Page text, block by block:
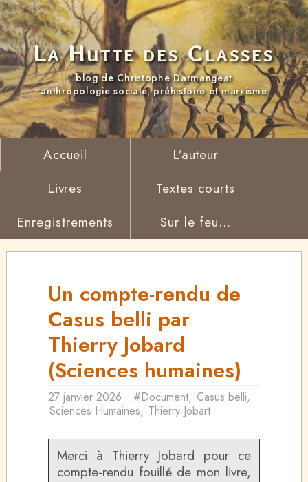
La Hutte des Classes
blog de Christophe Darmangeat
anthropologie sociale, préhistoire et marxisme
Accueil
L’auteur
Livres
Textes courts
Enregistrements
Sur le feu...
Un compte-rendu de
Casus belli par
Thierry Jobard
(Sciences humaines)
27 janvier 2026 #Document, Casus belli,
Sciences Humaines, Thierry Jobart
Merci à Thierry Jobard pour ce
compte-rendu fouillé de mon livre,